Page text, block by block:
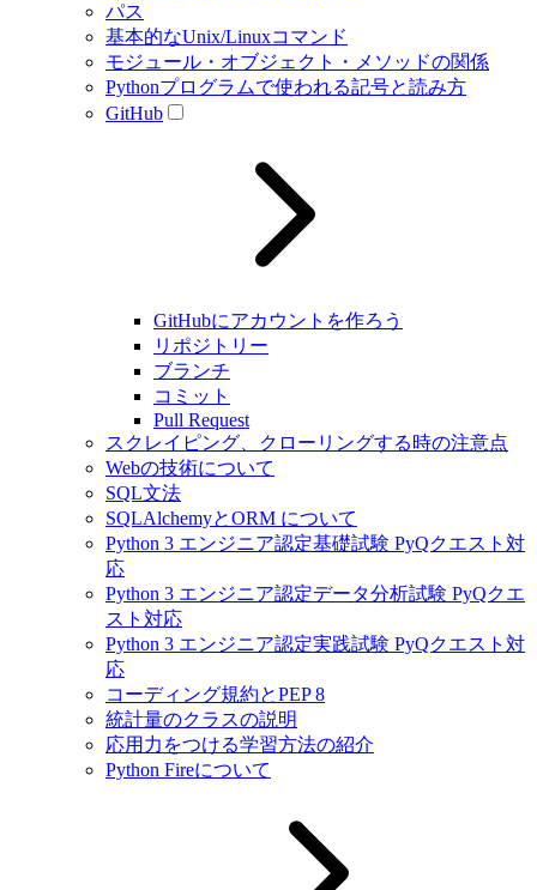
パス
基本的なUnix/Linuxコマンド
モジュール・オブジェクト・メソッドの関係
Pythonプログラムで使われる記号と読み方
GitHub
GitHubにアカウントを作ろう
リポジトリー
ブランチ
コミット
Pull Request
スクレイピング、クローリングする時の注意点
Webの技術について
SQL文法
SQLAlchemyとORM について
Python 3 エンジニア認定基礎試験 PyQクエスト対
応
Python 3 エンジニア認定データ分析試験 PyQクエ
スト対応
Python 3 エンジニア認定実践試験 PyQクエスト対
応
コーディング規約とPEP 8
統計量のクラスの説明
応用力をつける学習方法の紹介
Python Fireについて